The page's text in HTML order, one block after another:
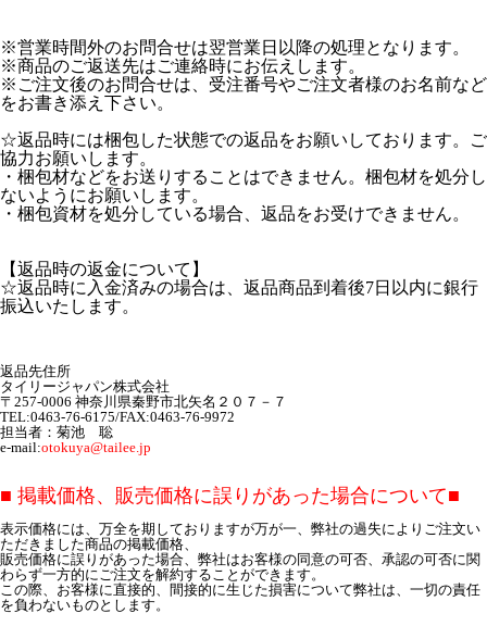
※営業時間外のお問合せは翌営業日以降の処理となります。
※商品のご返送先はご連絡時にお伝えします。
※ご注文後のお問合せは、受注番号やご注文者様のお名前など
をお書き添え下さい。
☆返品時には梱包した状態での返品をお願いしております。ご
協力お願いします。
・梱包材などをお送りすることはできません。梱包材を処分し
ないようにお願いします。
・梱包資材を処分している場合、返品をお受けできません。
【返品時の返金について】
☆返品時に入金済みの場合は、返品商品到着後7日以内に銀行
振込いたします。
返品先住所
タイリージャパン株式会社
〒257-0006 神奈川県秦野市北矢名２０７－７
TEL:0463-76-6175/FAX:0463-76-9972
担当者：菊池 聡
e-mail:otokuya@tailee.jp
■ 掲載価格、販売価格に誤りがあった場合について■
表示価格には、万全を期しておりますが万が一、弊社の過失によりご注文い
ただきました商品の掲載価格、
販売価格に誤りがあった場合、弊社はお客様の同意の可否、承認の可否に関
わらず一方的にご注文を解約することができます。
この際、お客様に直接的、間接的に生じた損害について弊社は、一切の責任
を負わないものとします。